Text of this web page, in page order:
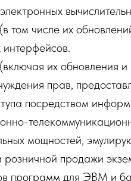
числе их
интерфейсов.
их обновления и
прав,
посредством
мощностей,
продажи
программ для ЭВМ и